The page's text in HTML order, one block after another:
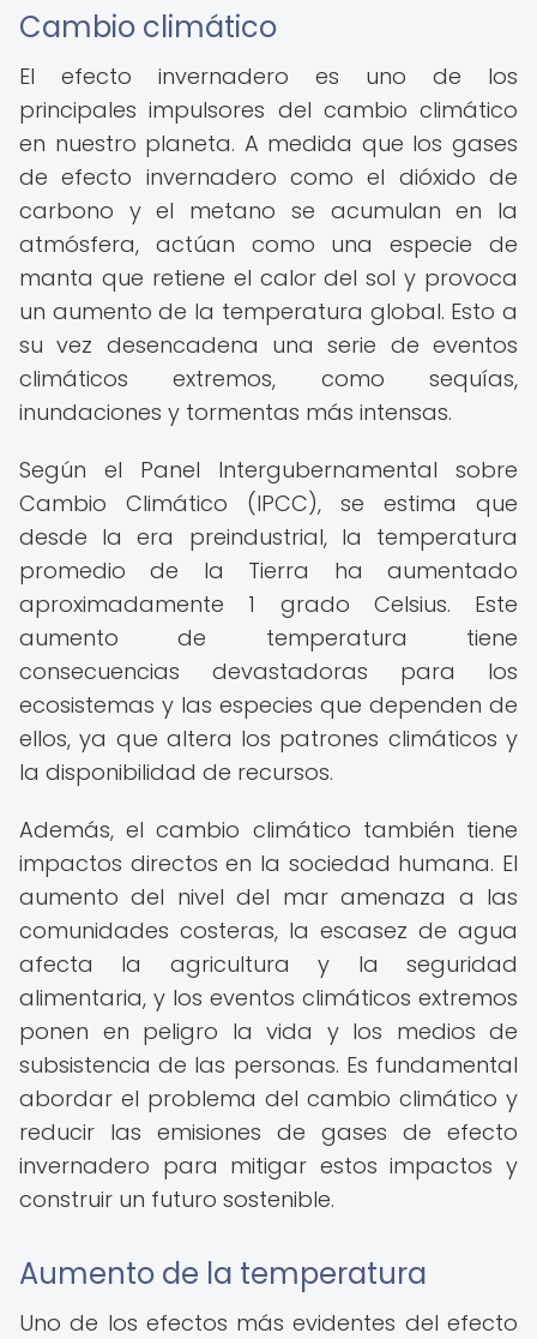
Cambio climático
El efecto invernadero es uno de los
principales impulsores del cambio climático
en nuestro planeta. A medida que los gases
de efecto invernadero como el dióxido de
carbono y el metano se acumulan en la
atmósfera, actúan como una especie de
manta que retiene el calor del sol y provoca
un aumento de la temperatura global. Esto a
su vez desencadena una serie de eventos
climáticos extremos, como sequías,
inundaciones y tormentas más intensas.
Según el Panel Intergubernamental sobre
Cambio Climático (IPCC), se estima que
desde la era preindustrial, la temperatura
promedio de la Tierra ha aumentado
aproximadamente 1 grado Celsius. Este
aumento de temperatura tiene
consecuencias devastadoras para los
ecosistemas y las especies que dependen de
ellos, ya que altera los patrones climáticos y
la disponibilidad de recursos.
Además, el cambio climático también tiene
impactos directos en la sociedad humana. El
aumento del nivel del mar amenaza a las
comunidades costeras, la escasez de agua
afecta la agricultura y la seguridad
alimentaria, y los eventos climáticos extremos
ponen en peligro la vida y los medios de
subsistencia de las personas. Es fundamental
abordar el problema del cambio climático y
reducir las emisiones de gases de efecto
invernadero para mitigar estos impactos y
construir un futuro sostenible.
Aumento de la temperatura
Uno de los efectos más evidentes del efecto